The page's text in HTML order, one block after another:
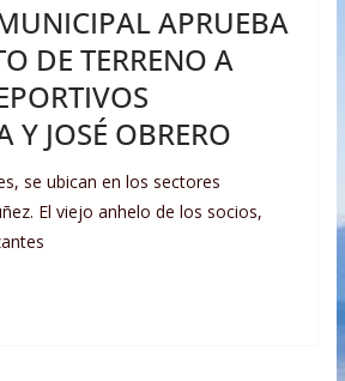
APRUEBA
DE TERRENO A
Y JOSÉ OBRERO
se ubican en los sectores
El viejo anhelo de los socios,